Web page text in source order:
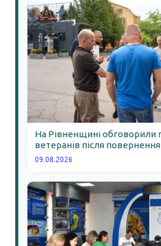
На Рівненщині обговорили
ветеранів після
09.08.2026